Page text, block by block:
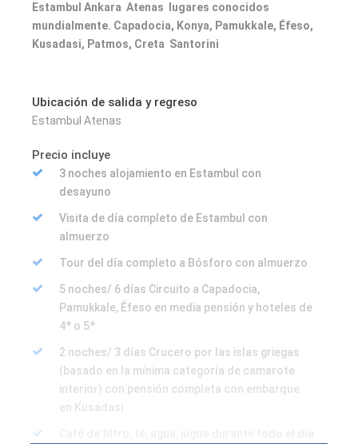
Estambul Ankara Atenas lugares conocidos
mundialmente. Capadocia, Konya, Pamukkale, Éfeso,
Kusadasi, Patmos, Creta Santorini
Ubicación de salida y regreso
Estambul Atenas
Precio incluye
3 noches alojamiento en Estambul con
desayuno
Visita de día completo de Estambul con
almuerzo
Tour del día completo a Bósforo con almuerzo
5 noches/ 6 días Circuito a Capadocia,
Pamukkale, Éfeso en media pensión y hoteles de
4* o 5*
2 noches/ 3 días Crucero por las islas griegas
(basado en la mínima categoría de camarote
interior) con pensión completa con embarque
en Kusadasi